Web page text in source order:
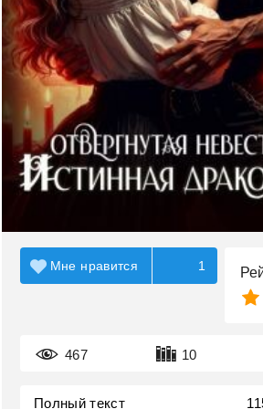
467 10
Мне нравится 1
Полный текст